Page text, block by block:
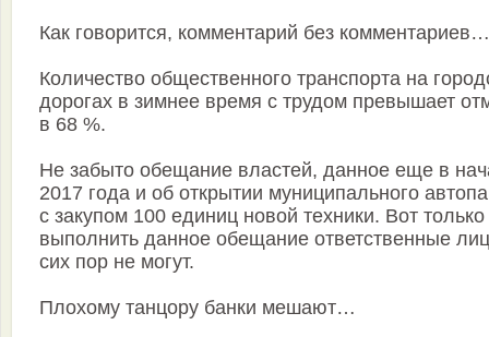
Как говорится, комментарий без комментариев…
Количество общественного транспорта на
дорогах в зимнее время с трудом превышает
в 68 %.
Не забыто обещание властей, данное еще в
2017 года и об открытии муниципального
с закупом 100 единиц новой техники. Вот только
выполнить данное обещание ответственные
сих пор не могут.
Плохому танцору банки мешают…